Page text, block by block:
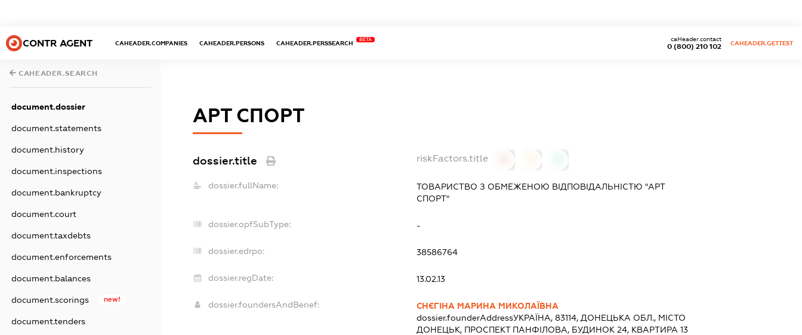
CONTR AGENT CAHEADER.COMPANIES CAHEADER.PERSONS CAHEADER.PERSSEARCH
BETA
0 (800) 210 102
caHeader.contact
CAHEADER.GETTEST
CAHEADER.SEARCH
document.dossier
document.statements
document.history
document.inspections
document.bankruptcy
document.court
document.taxdebts
document.enforcements
document.balances
document.scorings new!
document.tenders
АРТ СПОРТ
dossier.title riskFactors.title
dossier.fullName:
ТОВАРИСТВО З ОБМЕЖЕНОЮ ВІДПОВІДАЛЬНІСТЮ "АРТ
СПОРТ"
dossier.opfSubType: -
dossier.edrpo: 38586764
dossier.regDate: 13.02.13
dossier.foundersAndBenef:
СНЄГІНА МАРИНА МИКОЛАЇВНА
dossier.founderAddressУКРАЇНА, 83114, ДОНЕЦЬКА ОБЛ., МІСТО
ДОНЕЦЬК, ПРОСПЕКТ ПАНФІЛОВА, БУДИНОК 24, КВАРТИРА 13